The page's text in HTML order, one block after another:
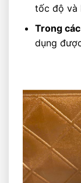
tốc độ và
Trong
dụng